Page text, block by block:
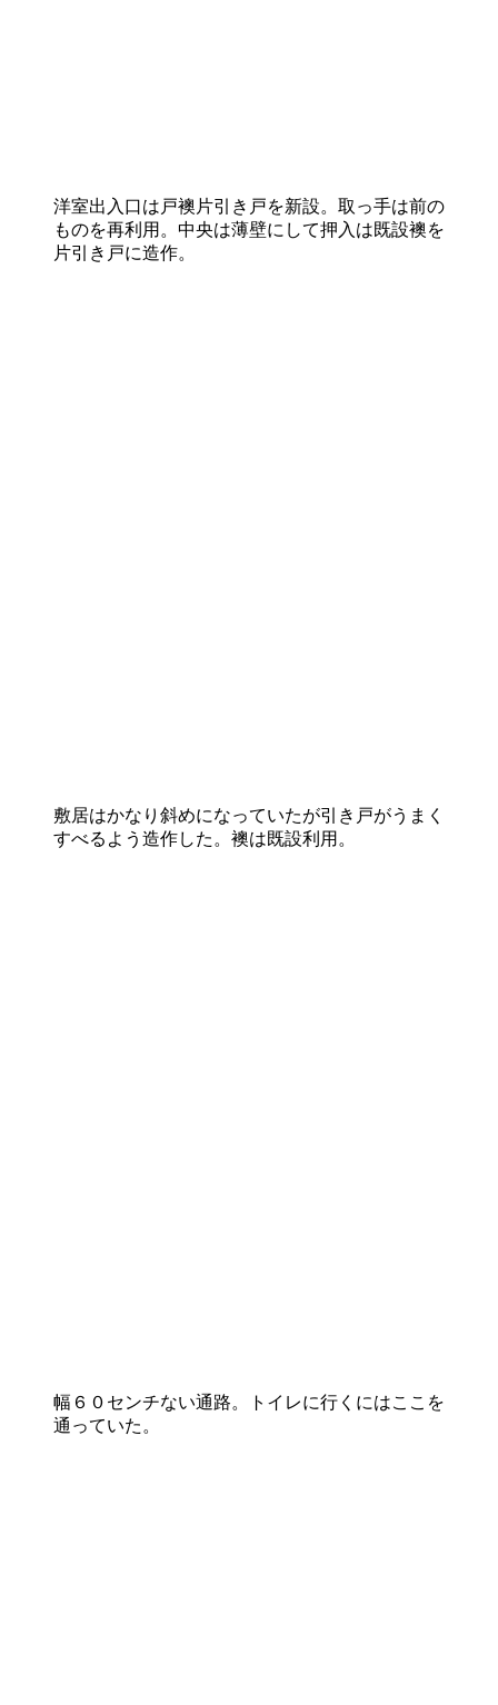
洋室出入口は戸襖片引き戸を新設。取っ手は前の
ものを再利用。中央は薄壁にして押入は既設襖を
片引き戸に造作。
敷居はかなり斜めになっていたが引き戸がうまく
すべるよう造作した。襖は既設利用。
幅６０センチない通路。トイレに行くにはここを
通っていた。